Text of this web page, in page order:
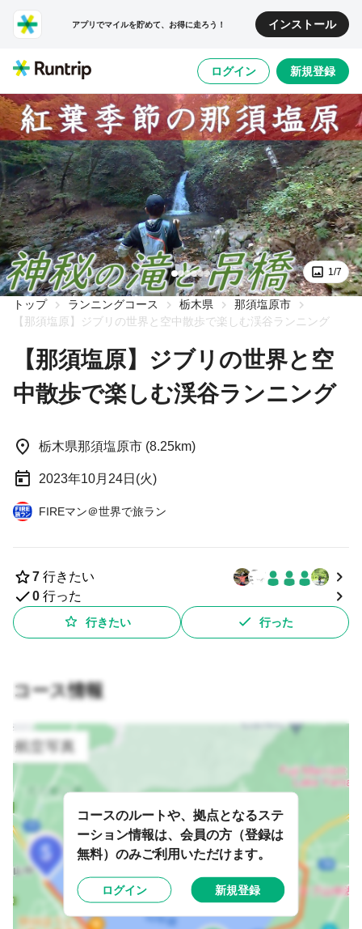
アプリでマイルを貯めて、お得に走ろう！ インストール
ログイン 新規登録
1/7
トップ ランニングコース 栃木県
那須塩原市
【那須塩原】ジブリの世界と空中散歩で楽しむ渓谷ランニング
【那須塩原】ジブリの世界と空
中散歩で楽しむ渓谷ランニング
栃木県那須塩原市 (8.25km)
2023年10月24日(火)
FIREマン＠世界で旅ラン
7 行きたい
0 行った
行きたい 行った
コース情報
コースのルートや、拠点となるステ
ーション情報は、会員の方（登録は
無料）のみご利用いただけます。
ログイン 新規登録